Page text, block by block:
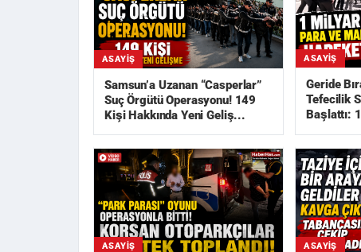
ASAYIŞ
Samsun’a Uzanan “Casperlar”
Suç Örgütü Operasyonu! 149
Kişi Hakkında Yeni Geliş...
ASAYIŞ
Geride
Tefecilik
Başlattı:
ASAYIŞ ASAYIŞ